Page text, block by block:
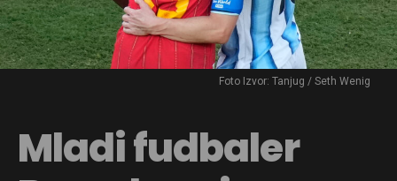
Foto Izvor: Tanjug / Seth Wenig
Mladi fudbaler